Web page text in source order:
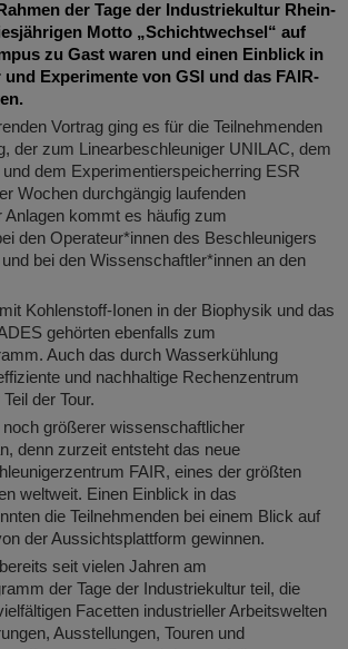
der Tage der Industriekultur Rhein-
Motto „Schichtwechsel“ auf
zu Gast waren und einen Einblick in
Experimente von GSI und das FAIR-
Vortrag ging es für die Teilnehmenden
der zum Linearbeschleuniger UNILAC, dem
dem Experimentierspeicherring ESR
Wochen durchgängig laufenden
Anlagen kommt es häufig zum
den Operateur*innen des Beschleunigers
bei den Wissenschaftler*innen an den
Kohlenstoff-Ionen in der Biophysik und das
gehörten ebenfalls zum
Auch das durch Wasserkühlung
und nachhaltige Rechenzentrum
der Tour.
noch größerer wissenschaftlicher
denn zurzeit entsteht das neue
FAIR, eines der größten
weltweit. Einen Einblick in das
die Teilnehmenden bei einem Blick auf
der Aussichtsplattform gewinnen.
seit vielen Jahren am
der Tage der Industriekultur teil, die
Facetten industrieller Arbeitswelten
Ausstellungen, Touren und